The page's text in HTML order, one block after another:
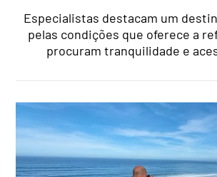
Especialistas destacam um
pelas condições que oferece a
procuram tranquilidade e